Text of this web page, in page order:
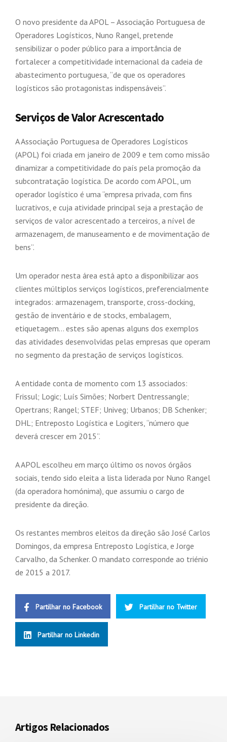
O novo presidente da APOL – Associação Portuguesa de
Operadores Logísticos, Nuno Rangel, pretende
sensibilizar o poder público para a importância de
fortalecer a competitividade internacional da cadeia de
abastecimento portuguesa, “de que os operadores
logísticos são protagonistas indispensáveis”.
Serviços de Valor Acrescentado
A Associação Portuguesa de Operadores Logísticos
(APOL) foi criada em janeiro de 2009 e tem como missão
dinamizar a competitividade do país pela promoção da
subcontratação logística. De acordo com APOL, um
operador logístico é uma “empresa privada, com fins
lucrativos, e cuja atividade principal seja a prestação de
serviços de valor acrescentado a terceiros, a nível de
armazenagem, de manuseamento e de movimentação de
bens”.
Um operador nesta área está apto a disponibilizar aos
clientes múltiplos serviços logísticos, preferencialmente
integrados: armazenagem, transporte, cross-docking,
gestão de inventário e de stocks, embalagem,
etiquetagem… estes são apenas alguns dos exemplos
das atividades desenvolvidas pelas empresas que operam
no segmento da prestação de serviços logísticos.
A entidade conta de momento com 13 associados:
Frissul; Logic; Luís Simões; Norbert Dentressangle;
Opertrans; Rangel; STEF; Univeg; Urbanos; DB Schenker;
DHL; Entreposto Logística e Logiters, “número que
deverá crescer em 2015”.
A APOL escolheu em março último os novos órgãos
sociais, tendo sido eleita a lista liderada por Nuno Rangel
(da operadora homónima), que assumiu o cargo de
presidente da direção.
Os restantes membros eleitos da direção são José Carlos
Domingos, da empresa Entreposto Logística, e Jorge
Carvalho, da Schenker. O mandato corresponde ao triénio
de 2015 a 2017.
Partilhar no Facebook Partilhar no Twitter
Partilhar no Linkedin
Artigos Relacionados